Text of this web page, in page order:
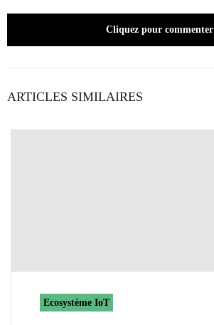
Cliquez pour commenter
ARTICLES SIMILAIRES
Ecosystème IoT